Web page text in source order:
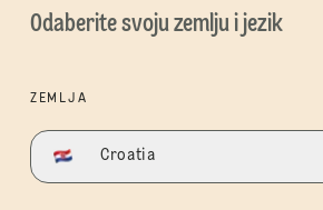
Odaberite svoju zemlju i jezik
ZEMLJA
Croatia